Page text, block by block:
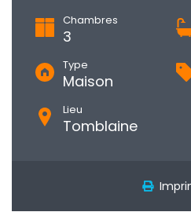
Chambres
3
Type
Maison
Lieu
Tomblaine